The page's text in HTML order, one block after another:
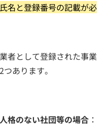
名と登録番号の記載が必
者として登録された事業
あります。
格のない社団等の場合 ：